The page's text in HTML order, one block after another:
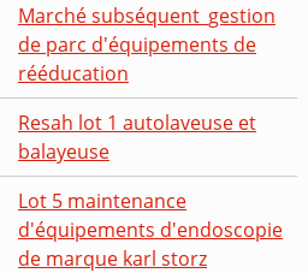
Marché subséquent_gestion
de parc d'équipements de
rééducation
Resah lot 1 autolaveuse et
balayeuse
Lot 5 maintenance
d'équipements d'endoscopie
de marque karl storz